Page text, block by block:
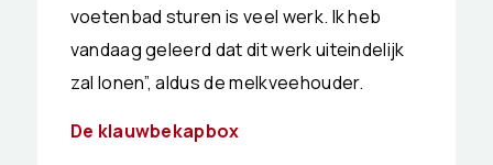
voetenbad sturen is veel werk. Ik heb
vandaag geleerd dat dit werk uiteindelijk
zal lonen”, aldus de melkveehouder.
De klauwbekapbox